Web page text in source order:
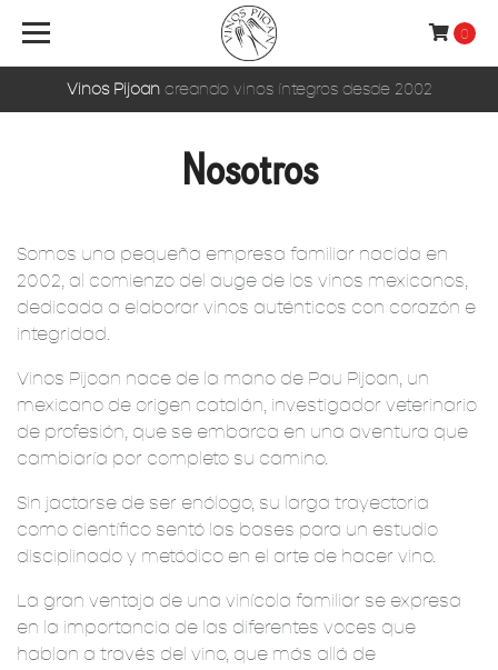
Vinos Pijoancreando vinos íntegros desde 2002
0
Nosotros
Somos una pequeña empresa familiar nacida en
2002, al comienzo del auge de los vinos mexicanos,
dedicada a elaborar vinos auténticos con corazón e
integridad.
Vinos Pijoan nace de la mano de Pau Pijoan, un
mexicano de origen catalán, investigador veterinario
de profesión, que se embarca en una aventura que
cambiaría por completo su camino.
Sin jactarse de ser enólogo, su larga trayectoria
como científico sentó las bases para un estudio
disciplinado y metódico en el arte de hacer vino.
La gran ventaja de una vinícola familiar se expresa
en la importancia de las diferentes voces que
hablan a través del vino, que más allá de